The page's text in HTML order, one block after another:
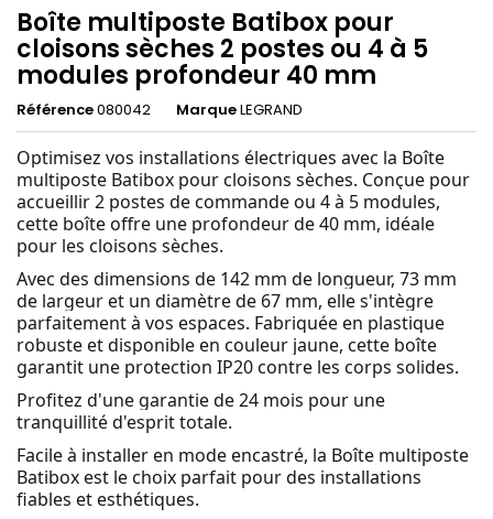
Boîte multiposte Batibox pour
cloisons sèches 2 postes ou 4 à 5
modules profondeur 40 mm
Référence080042 MarqueLEGRAND
Optimisez vos installations électriques avec la Boîte
multiposte Batibox pour cloisons sèches. Conçue pour
accueillir 2 postes de commande ou 4 à 5 modules,
cette boîte offre une profondeur de 40 mm, idéale
pour les cloisons sèches.
Avec des dimensions de 142 mm de longueur, 73 mm
de largeur et un diamètre de 67 mm, elle s'intègre
parfaitement à vos espaces. Fabriquée en plastique
robuste et disponible en couleur jaune, cette boîte
garantit une protection IP20 contre les corps solides.
Profitez d'une garantie de 24 mois pour une
tranquillité d'esprit totale.
Facile à installer en mode encastré, la Boîte multiposte
Batibox est le choix parfait pour des installations
fiables et esthétiques.